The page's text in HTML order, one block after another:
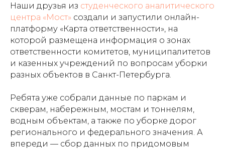
Наши друзья из cтуденческого аналитического
центра «Мост» создали и запустили онлайн-
платформу «Карта ответственности», на
которой размещена информация о зонах
ответственности комитетов, муниципалитетов
и казенных учреждений по вопросам уборки
разных объектов в Санкт-Петербурга.
Ребята уже собрали данные по паркам и
скверам, набережным, мостам и тоннелям,
водным объектам, а также по уборке дорог
регионального и федерального значения. А
впереди — сбор данных по придомовым